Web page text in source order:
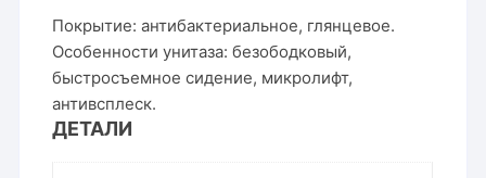
Покрытие: антибактериальное, глянцевое.
Особенности унитаза: безободковый,
быстросъемное сидение, микролифт,
антивсплеск.
ДЕТАЛИ